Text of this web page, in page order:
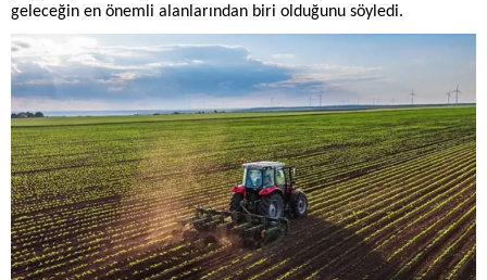
geleceğin en önemli alanlarından biri olduğunu söyledi.